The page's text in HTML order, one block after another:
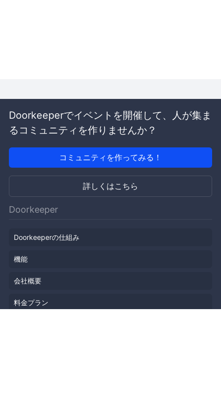
Doorkeeperでイベントを開催して、人が集ま
るコミュニティを作りませんか？
コミュニティを作ってみる！
詳しくはこちら
Doorkeeper
Doorkeeperの仕組み
機能
会社概要
料金プラン